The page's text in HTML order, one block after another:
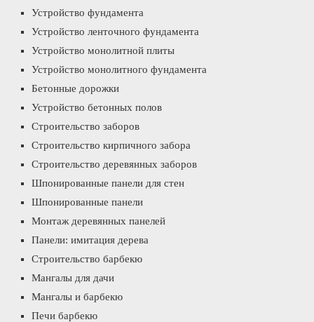
Устройство фундамента
Устройство ленточного фундамента
Устройство монолитной плиты
Устройство монолитного фундамента
Бетонные дорожки
Устройство бетонных полов
Строительство заборов
Строительство кирпичного забора
Строительство деревянных заборов
Шпонированные панели для стен
Шпонированные панели
Монтаж деревянных панелей
Панели: имитация дерева
Строительство барбекю
Мангалы для дачи
Мангалы и барбекю
Печи барбекю